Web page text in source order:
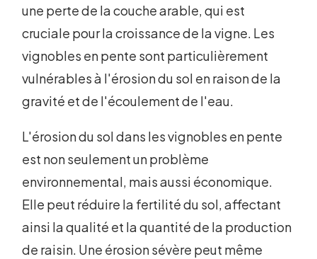
une perte de la couche arable, qui est
cruciale pour la croissance de la vigne. Les
vignobles en pente sont particulièrement
vulnérables à l'érosion du sol en raison de la
gravité et de l'écoulement de l'eau.
L'érosion du sol dans les vignobles en pente
est non seulement un problème
environnemental, mais aussi économique.
Elle peut réduire la fertilité du sol, affectant
ainsi la qualité et la quantité de la production
de raisin. Une érosion sévère peut même